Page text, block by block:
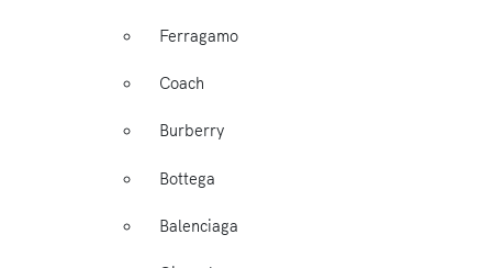
Ferragamo
Coach
Burberry
Bottega
Balenciaga